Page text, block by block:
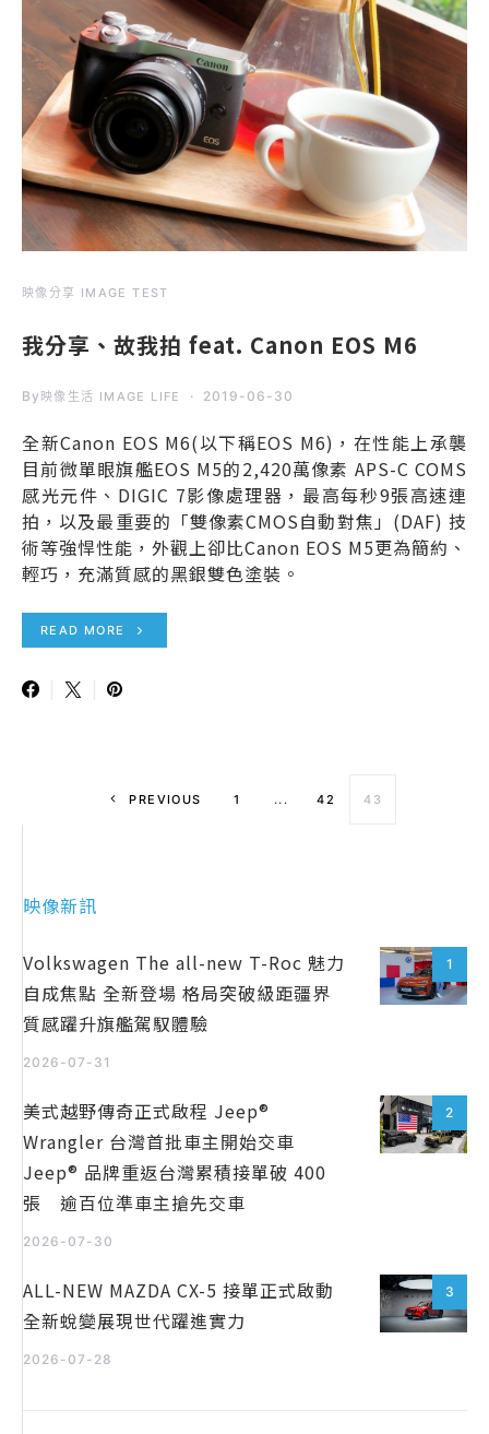
映像分享 IMAGE TEST
我分享、故我拍 feat. Canon EOS M6
By 映像生活 IMAGE LIFE 2019-06-30
全新Canon EOS M6(以下稱EOS M6)，在性能上承襲
目前微單眼旗艦EOS M5的2,420萬像素 APS-C COMS
感光元件、DIGIC 7影像處理器，最高每秒9張高速連
拍，以及最重要的「雙像素CMOS自動對焦」(DAF) 技
術等強悍性能，外觀上卻比Canon EOS M5更為簡約、
輕巧，充滿質感的黑銀雙色塗裝。
READ MORE
PREVIOUS 1 ... 42 43
映像新訊
1
Volkswagen The all-new T-Roc 魅力
自成焦點 全新登場 格局突破級距疆界
質感躍升旗艦駕馭體驗
2026-07-31
2
美式越野傳奇正式啟程 Jeep®
Wrangler 台灣首批車主開始交車
Jeep® 品牌重返台灣累積接單破 400
張 逾百位準車主搶先交車
2026-07-30
3
ALL-NEW MAZDA CX-5 接單正式啟動
全新蛻變展現世代躍進實力
2026-07-28